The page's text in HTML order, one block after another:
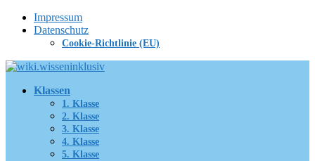
Zum
Inhalt
Impressum
Datenschutz
Cookie-Richtlinie (EU)
Klassen
1. Klasse
2. Klasse
3. Klasse
4. Klasse
5. Klasse